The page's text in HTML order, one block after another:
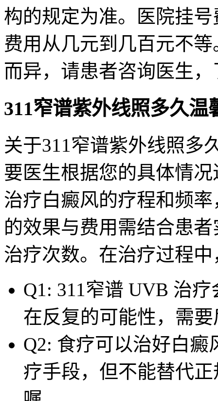
构的规定为准。医院挂
费用从几元到几百元不
而异，请患者咨询医生
311窄谱紫外线照多久温
关于311窄谱紫外线照多
要医生根据您的具体情
治疗白癜风的疗程和频
的效果与费用需结合患
治疗次数。在治疗过程
Q1: 311窄谱 UVB 治
在反复的可能性，需
Q2: 食疗可以治好白
疗手段，但不能替代